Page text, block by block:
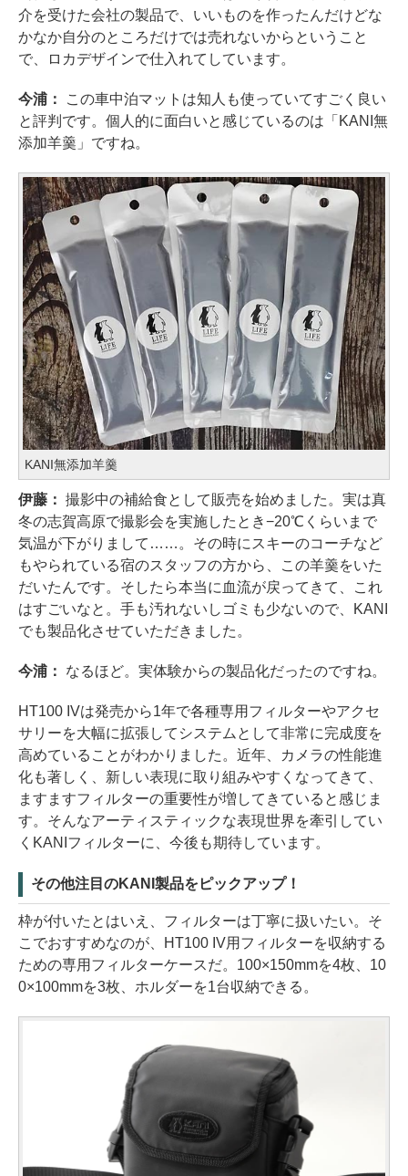
介を受けた会社の製品で、いいものを作ったんだけどな
かなか自分のところだけでは売れないからということ
で、ロカデザインで仕入れてしています。
今浦：
この車中泊マットは知人も使っていてすごく良い
と評判です。個人的に面白いと感じているのは「KANI無
添加羊羹」ですね。
KANI無添加羊羹
伊藤： 撮影中の補給食として販売を始めました。実は真
冬の志賀高原で撮影会を実施したとき−20℃くらいまで
気温が下がりまして……。その時にスキーのコーチなど
もやられている宿のスタッフの方から、この羊羹をいた
だいたんです。そしたら本当に血流が戻ってきて、これ
はすごいなと。手も汚れないしゴミも少ないので、KANI
でも製品化させていただきました。
今浦： なるほど。実体験からの製品化だったのですね。
HT100 IVは発売から1年で各種専用フィルターやアクセ
サリーを大幅に拡張してシステムとして非常に完成度を
高めていることがわかりました。近年、カメラの性能進
化も著しく、新しい表現に取り組みやすくなってきて、
ますますフィルターの重要性が増してきていると感じま
す。そんなアーティスティックな表現世界を牽引してい
くKANIフィルターに、今後も期待しています。
その他注目のKANI製品をピックアップ！
枠が付いたとはいえ、フィルターは丁寧に扱いたい。そ
こでおすすめなのが、HT100 IV用フィルターを収納する
ための専用フィルターケースだ。100×150mmを4枚、10
0×100mmを3枚、ホルダーを1台収納できる。